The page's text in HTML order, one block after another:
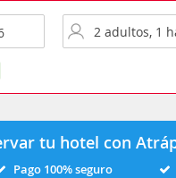
tu hotel con
Pago 100% seguro